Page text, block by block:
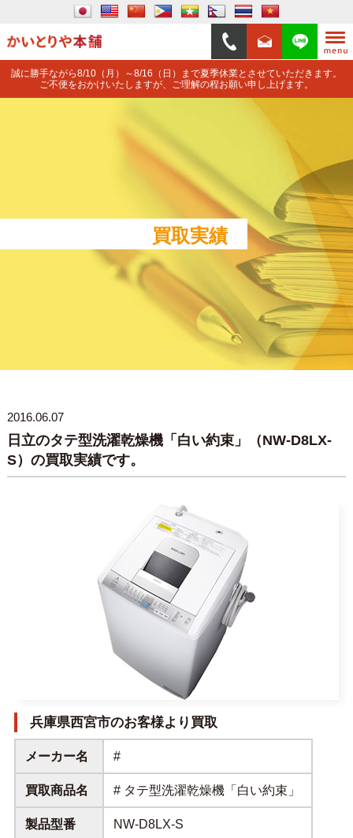
誠に勝手ながら8/10（月）～8/16（日）まで夏季休業とさせていただきます。
ご不便をおかけいたしますが、ご理解の程お願い申し上げます。
買取実績
2016.06.07
日立のタテ型洗濯乾燥機「白い約束」（NW-D8LX-
S）の買取実績です。
兵庫県西宮市のお客様より買取
メーカー名 #
買取商品名 # タテ型洗濯乾燥機「白い約束」
製品型番 NW-D8LX-S